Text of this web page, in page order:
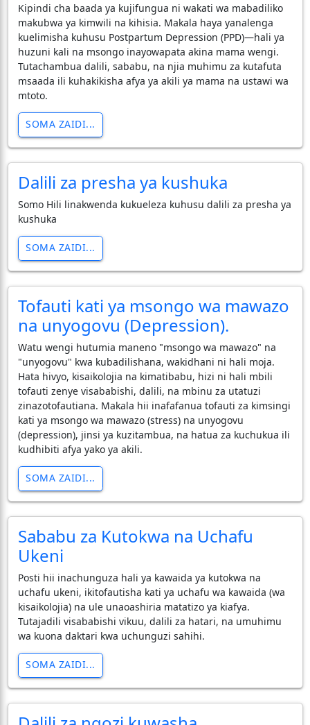
Kipindi cha baada ya kujifungua ni wakati wa mabadiliko
makubwa ya kimwili na kihisia. Makala haya yanalenga
kuelimisha kuhusu Postpartum Depression (PPD)—hali ya
huzuni kali na msongo inayowapata akina mama wengi.
Tutachambua dalili, sababu, na njia muhimu za kutafuta
msaada ili kuhakikisha afya ya akili ya mama na ustawi wa
mtoto.
SOMA ZAIDI...
Dalili za presha ya kushuka
Somo Hili linakwenda kukueleza kuhusu dalili za presha ya
kushuka
SOMA ZAIDI...
Tofauti kati ya msongo wa mawazo
na unyogovu (Depression).
​Watu wengi hutumia maneno "msongo wa mawazo" na
"unyogovu" kwa kubadilishana, wakidhani ni hali moja.
Hata hivyo, kisaikolojia na kimatibabu, hizi ni hali mbili
tofauti zenye visababishi, dalili, na mbinu za utatuzi
zinazotofautiana. Makala hii inafafanua tofauti za kimsingi
kati ya msongo wa mawazo (stress) na unyogovu
(depression), jinsi ya kuzitambua, na hatua za kuchukua ili
kudhibiti afya yako ya akili.
SOMA ZAIDI...
Sababu za Kutokwa na Uchafu
Ukeni
Posti hii inachunguza hali ya kawaida ya kutokwa na
uchafu ukeni, ikitofautisha kati ya uchafu wa kawaida (wa
kisaikolojia) na ule unaoashiria matatizo ya kiafya.
Tutajadili visababishi vikuu, dalili za hatari, na umuhimu
wa kuona daktari kwa uchunguzi sahihi.
SOMA ZAIDI...